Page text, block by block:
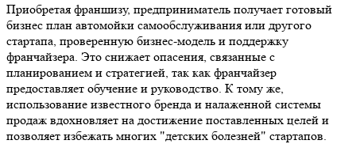
Приобретая франшизу, предприниматель получает готовый
бизнес план автомойки самообслуживания или другого
стартапа, проверенную бизнес-модель и поддержку
франчайзера. Это снижает опасения, связанные с
планированием и стратегией, так как франчайзер
предоставляет обучение и руководство. К тому же,
использование известного бренда и налаженной системы
продаж вдохновляет на достижение поставленных целей и
позволяет избежать многих "детских болезней" стартапов.